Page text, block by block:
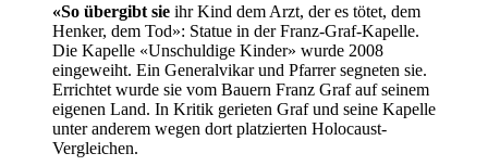
«So übergibt sie ihr Kind dem Arzt, der es tötet, dem
Henker, dem Tod»: Statue in der Franz-Graf-Kapelle.
Die Kapelle «Unschuldige Kinder» wurde 2008
eingeweiht. Ein Generalvikar und Pfarrer segneten sie.
Errichtet wurde sie vom Bauern Franz Graf auf seinem
eigenen Land. In Kritik gerieten Graf und seine Kapelle
unter anderem wegen dort platzierten Holocaust-
Vergleichen.